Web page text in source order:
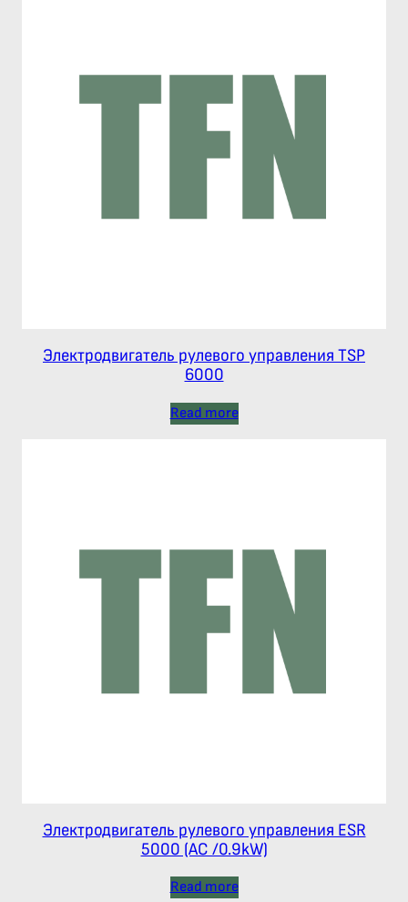
Электродвигатель рулевого управления TSP
6000
Read more
Электродвигатель рулевого управления ESR
5000 (AC /0.9kW)
Read more